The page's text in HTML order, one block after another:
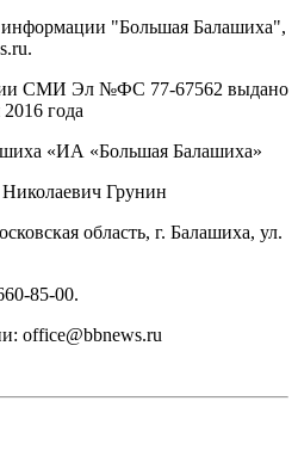
информации "Большая Балашиха",
СМИ Эл №ФС ‎77-67562 выдано
года
«ИА «Большая Балашиха»
Грунин
область, г. Балашиха, ул.
85-00.
office@bbnews.ru